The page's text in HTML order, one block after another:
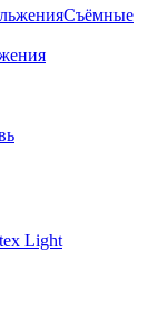
Съёмные
Light